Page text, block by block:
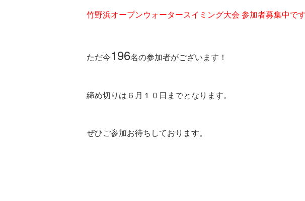
竹野浜オープンウォータースイミング大会 参加者募集中です
ただ今196名の参加者がございます！
締め切りは６月１０日までとなります。
ぜひご参加お待ちしております。